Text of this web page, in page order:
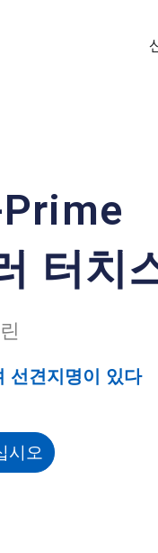
터치
선견지명이 있다
시오